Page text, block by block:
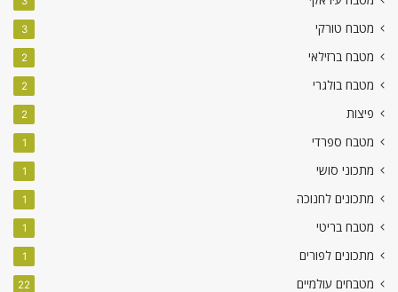
מטבח טורקי 3
מטבח ברזילאי 2
מטבח בולגרי 2
פיצות 2
מטבח ספרדי 1
מתכוני סושי 1
מתכונים לחנוכה 1
מטבח בריטי 1
מתכונים לפורים 1
מטבחים עולמיים 22